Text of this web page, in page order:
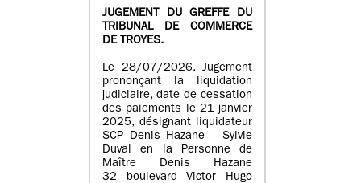
JUGEMENT DU GREFFE DU
TRIBUNAL DE COMMERCE
DE TROYES.
Le 28/07/2026. Jugement
prononçant la liquidation
judiciaire, date de cessation
des paiements le 21 janvier
2025, désignant liquidateur
SCP Denis Hazane – Sylvie
Duval en la Personne de
Maître Denis Hazane
32 boulevard Victor Hugo